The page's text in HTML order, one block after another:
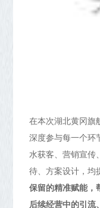
在本次湖北黄冈旗
深度参与每一个环
水获客、营销宣传
待、方案设计，均
保留的精准赋能，
后续经营中的引